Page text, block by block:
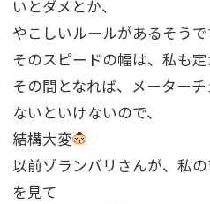
いとダメとか、
やこしいルールがあるそう
そのスピードの幅は、私も定
その間となれば、メーター
ないといけないので、
結構大変
以前ゾランバリさんが、私
を見て